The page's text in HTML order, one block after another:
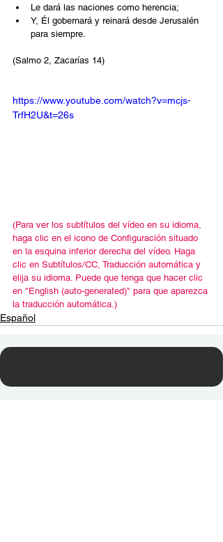
Le dará las naciones como herencia;
Y, Él gobernará y reinará desde Jerusalén
para siempre.
(Salmo 2, Zacarías 14)
https://www.youtube.com/watch?v=mcjs-
TrfH2U&t=26s
(Para ver los subtítulos del vídeo en su idioma,
haga clic en el icono de Configuración situado
en la esquina inferior derecha del vídeo. Haga
clic en Subtítulos/CC, Traducción automática y
elija su idioma. Puede que tenga que hacer clic
en "English (auto-generated)" para que aparezca
la traducción automática.)
Español